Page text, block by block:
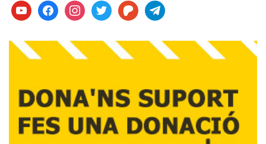
youtubefacebookinstagramtwitterpatreontelegram